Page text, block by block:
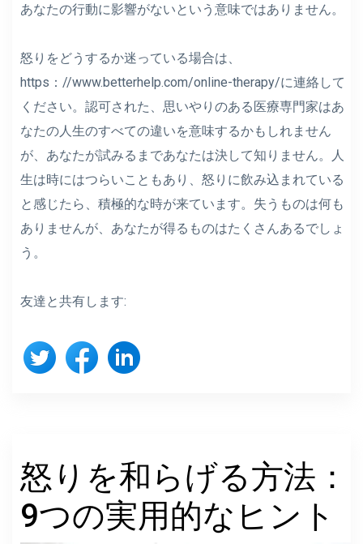
あなたの行動に影響がないという意味ではありません。
怒りをどうするか迷っている場合は、
https：//www.betterhelp.com/online-therapy/に連絡して
ください。認可された、思いやりのある医療専門家はあ
なたの人生のすべての違いを意味するかもしれません
が、あなたが試みるまであなたは決して知りません。人
生は時にはつらいこともあり、怒りに飲み込まれている
と感じたら、積極的な時が来ています。失うものは何も
ありませんが、あなたが得るものはたくさんあるでしょ
う。
友達と共有します:
怒りを和らげる方法：
9つの実用的なヒント